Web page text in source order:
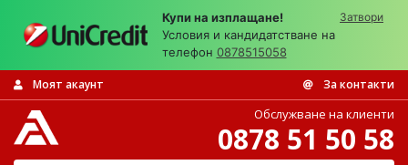
Купи на изплащане!
Условия и кандидатстване на
телефон 0878515058
Затвори
Моят акаунт За контакти
Обслужване на клиенти
0878 51 50 58